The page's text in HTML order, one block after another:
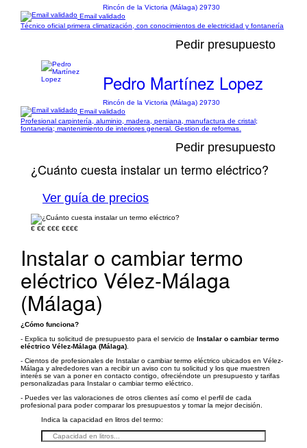
Rincón de la Victoria (Málaga) 29730
Email validado
Técnico oficial primera climatización, con conocimientos de electricidad y fontanería
Pedir presupuesto
Pedro Martínez Lopez
Rincón de la Victoria (Málaga) 29730
Email validado
Profesional carpintería, aluminio, madera, persiana, manufactura de cristal;
fontaneria; mantenimiento de interiores general. Gestion de reformas.
Pedir presupuesto
¿Cuánto cuesta instalar un termo eléctrico?
Ver guía de precios
€ €€ €€€ €€€€
Instalar o cambiar termo
eléctrico Vélez-Málaga
(Málaga)
¿Cómo funciona?
- Explica tu solicitud de presupuesto para el servicio de Instalar o cambiar termo
eléctrico Vélez-Málaga (Málaga)
- Cientos de profesionales de Instalar o cambiar termo eléctrico ubicados en Vélez-
Málaga y alrededores van a recibir un aviso con tu solicitud y los que muestren
interés se van a poner en contacto contigo, ofreciéndote un presupuesto y tarifas
personalizadas para Instalar o cambiar termo eléctrico.
- Puedes ver las valoraciones de otros clientes así como el perfil de cada
profesional para poder comparar los presupuestos y tomar la mejor decisión.
Indica la capacidad en litros del termo: